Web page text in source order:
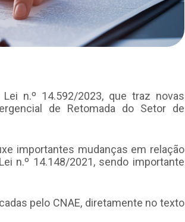
n.º 14.592/2023, que traz novas
de Retomada do Setor de
importantes mudanças em relação
n.º 14.148/2021, sendo importante
pelo CNAE, diretamente no texto